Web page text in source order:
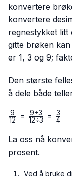
konvertere
konvertere
regnestykket litt
gitte brøken
er 1, 3 og 9;
Den største
å dele både
\frac{9}
12
9 = \frac{9
{12 ÷
3}
12÷3
9÷3 = 4
3
La oss nå
prosent.
Ved å bruke